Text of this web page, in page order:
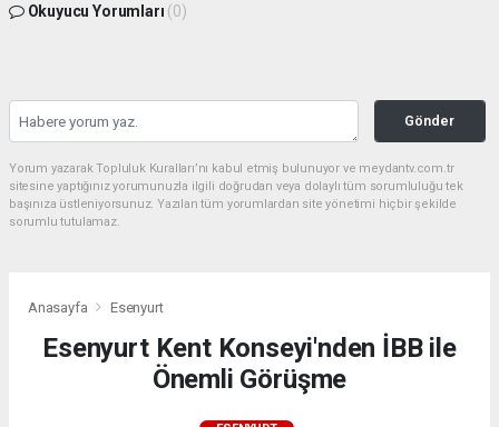
Okuyucu Yorumları (0)
Gönder
Yorum yazarak Topluluk Kuralları’nı kabul etmiş bulunuyor ve meydantv.com.tr
sitesine yaptığınız yorumunuzla ilgili doğrudan veya dolaylı tüm sorumluluğu tek
başınıza üstleniyorsunuz. Yazılan tüm yorumlardan site yönetimi hiçbir şekilde
sorumlu tutulamaz.
Anasayfa Esenyurt
Esenyurt Kent Konseyi'nden İBB ile
Önemli Görüşme